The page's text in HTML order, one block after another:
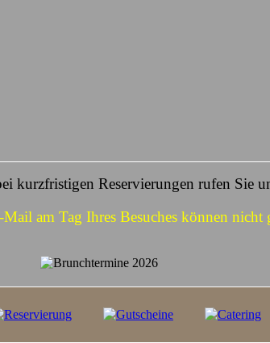
kurzfristigen Reservierungen rufen Sie
am Tag Ihres Besuches können nicht